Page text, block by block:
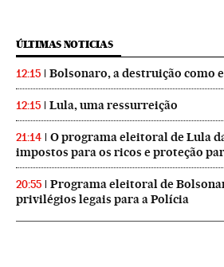
ÚLTIMAS NOTICIAS
12:15 Bolsonaro, a destruição como
12:15 Lula, uma ressurreição
21:14
O programa eleitoral de Lula
impostos para os ricos e proteção
20:55
Programa eleitoral de
privilégios legais para a Polícia